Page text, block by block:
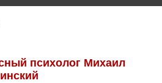
психолог Михаил